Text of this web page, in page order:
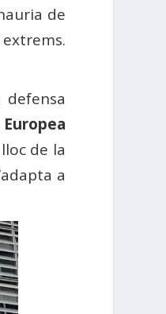
de
de la
a